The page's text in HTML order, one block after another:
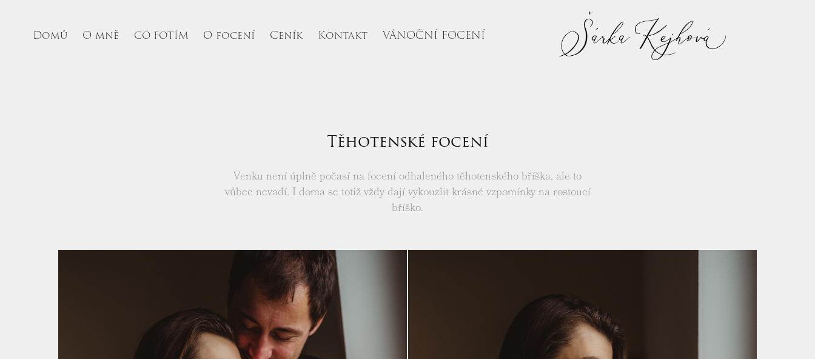
Domů O mně CO FOTÍM O focení Ceník Kontakt VÁNOČNÍ FOCENÍ
Těhotenské focení
Venku není úplně počasí na focení odhaleného těhotenského bříška, ale to
vůbec nevadí. I doma se totiž vždy dají vykouzlit krásné vzpomínky na rostoucí
bříško.